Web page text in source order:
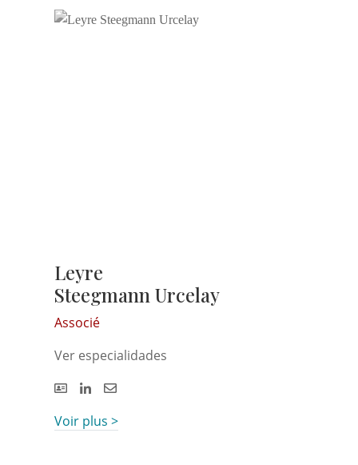
Leyre
Steegmann Urcelay
Associé
Ver especialidades
Voir plus >